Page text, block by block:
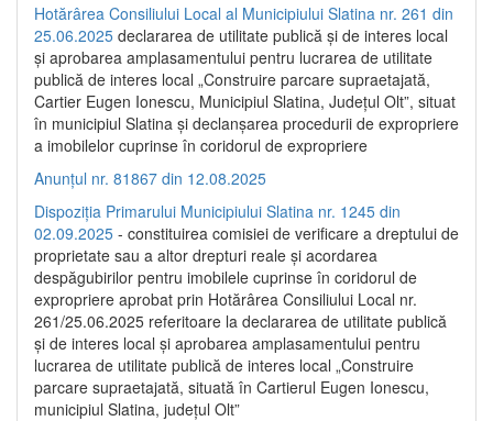
Hotărârea Consiliului Local al Municipiului Slatina nr. 261 din
25.06.2025 declararea de utilitate publică și de interes local
și aprobarea amplasamentului pentru lucrarea de utilitate
publică de interes local „Construire parcare supraetajată,
Cartier Eugen Ionescu, Municipiul Slatina, Județul Olt”, situat
în municipiul Slatina și declanșarea procedurii de expropriere
a imobilelor cuprinse în coridorul de expropriere
Anunțul nr. 81867 din 12.08.2025
Dispoziția Primarului Municipiului Slatina nr. 1245 din
02.09.2025 - constituirea comisiei de verificare a dreptului de
proprietate sau a altor drepturi reale și acordarea
despăgubirilor pentru imobilele cuprinse în coridorul de
expropriere aprobat prin Hotărârea Consiliului Local nr.
261/25.06.2025 referitoare la declararea de utilitate publică
și de interes local și aprobarea amplasamentului pentru
lucrarea de utilitate publică de interes local „Construire
parcare supraetajată, situată în Cartierul Eugen Ionescu,
municipiul Slatina, județul Olt”